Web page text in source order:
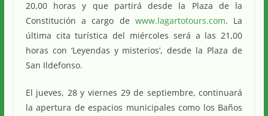
20,00 horas y que partirá desde la Plaza de la
Constitución a cargo de www.lagartotours.com. La
última cita turística del miércoles será a las 21,00
horas con ‘Leyendas y misterios’, desde la Plaza de
San Ildefonso.
El jueves, 28 y viernes 29 de septiembre, continuará
la apertura de espacios municipales como los Baños